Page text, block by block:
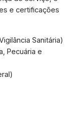
e certificações
Sanitária)
Pecuária e